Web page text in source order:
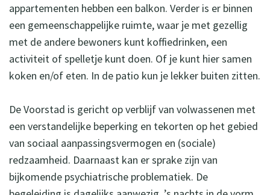
appartementen hebben een balkon. Verder is er binnen
een gemeenschappelijke ruimte, waar je met gezellig
met de andere bewoners kunt koffiedrinken, een
activiteit of spelletje kunt doen. Of je kunt hier samen
koken en/of eten. In de patio kun je lekker buiten zitten.
De Voorstad is gericht op verblijf van volwassenen met
een verstandelijke beperking en tekorten op het gebied
van sociaal aanpassingsvermogen en (sociale)
redzaamheid. Daarnaast kan er sprake zijn van
bijkomende psychiatrische problematiek. De